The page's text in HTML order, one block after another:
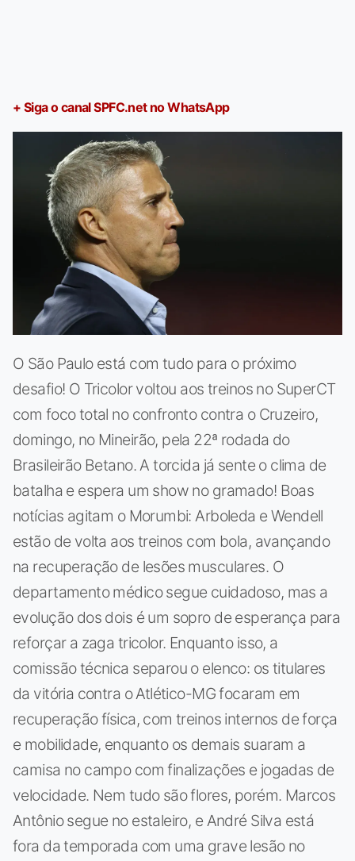
+ Siga o canal SPFC.net no WhatsApp
O São Paulo está com tudo para o próximo
desafio! O Tricolor voltou aos treinos no SuperCT
com foco total no confronto contra o Cruzeiro,
domingo, no Mineirão, pela 22ª rodada do
Brasileirão Betano. A torcida já sente o clima de
batalha e espera um show no gramado! Boas
notícias agitam o Morumbi: Arboleda e Wendell
estão de volta aos treinos com bola, avançando
na recuperação de lesões musculares. O
departamento médico segue cuidadoso, mas a
evolução dos dois é um sopro de esperança para
reforçar a zaga tricolor. Enquanto isso, a
comissão técnica separou o elenco: os titulares
da vitória contra o Atlético-MG focaram em
recuperação física, com treinos internos de força
e mobilidade, enquanto os demais suaram a
camisa no campo com finalizações e jogadas de
velocidade. Nem tudo são flores, porém. Marcos
Antônio segue no estaleiro, e André Silva está
fora da temporada com uma grave lesão no